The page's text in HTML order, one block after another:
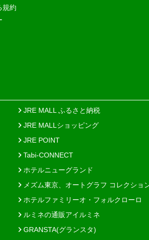
規約
JRE MALL ふるさと納税
JRE MALLショッピング
JRE POINT
Tabi-CONNECT
ホテルニューグランド
メズム東京、オートグラフ コレクショ
ホテルファミリーオ・フォルクローロ
ルミネの通販アイルミネ
GRANSTA(グランスタ)